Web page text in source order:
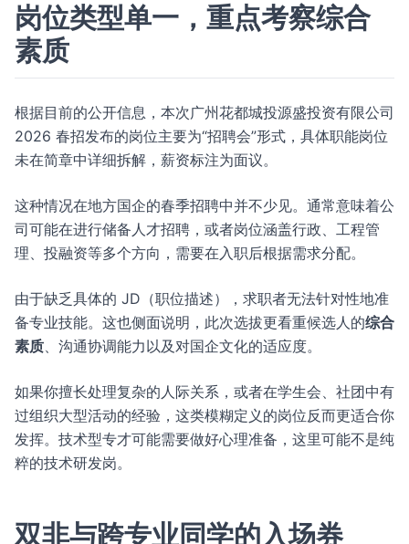
岗位类型单一，重点考察综合
素质
根据目前的公开信息，本次广州花都城投源盛投资有限公司
2026 春招发布的岗位主要为“招聘会”形式，具体职能岗位
未在简章中详细拆解，薪资标注为面议。
这种情况在地方国企的春季招聘中并不少见。通常意味着公
司可能在进行储备人才招聘，或者岗位涵盖行政、工程管
理、投融资等多个方向，需要在入职后根据需求分配。
由于缺乏具体的 JD（职位描述），求职者无法针对性地准
备专业技能。这也侧面说明，此次选拔更看重候选人的综合
素质、沟通协调能力以及对国企文化的适应度。
如果你擅长处理复杂的人际关系，或者在学生会、社团中有
过组织大型活动的经验，这类模糊定义的岗位反而更适合你
发挥。技术型专才可能需要做好心理准备，这里可能不是纯
粹的技术研发岗。
双非与跨专业同学的入场券